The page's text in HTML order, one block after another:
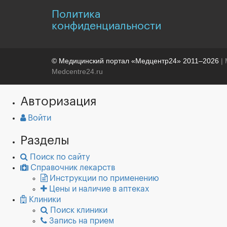
Политика
конфиденциальности
© Медицинский портал «Медцентр24» 2011–2026 |
Medcentre24.ru
Авторизация
Войти
Разделы
Поиск по сайту
Справочник лекарств
Инструкции по применению
Цены и наличие в аптеках
Клиники
Поиск клиники
Запись на прием